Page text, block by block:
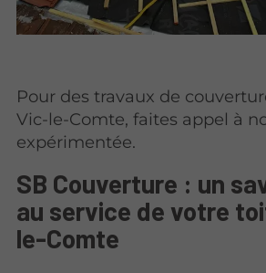
Pour des travaux de
Vic-le-Comte, faites appel à
expérimentée.
SB Couverture : un
au service de votre
le-Comte